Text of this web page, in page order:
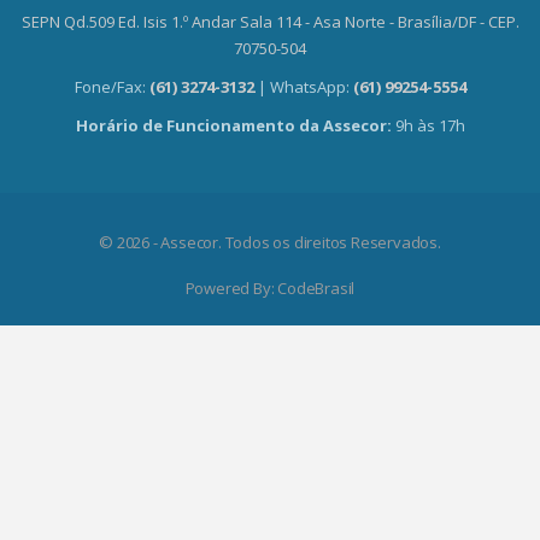
SEPN Qd.509 Ed. Isis 1.º Andar Sala 114 - Asa Norte - Brasília/DF - CEP.
70750-504
Fone/Fax: (61) 3274-3132 | WhatsApp: (61) 99254-5554
Horário de Funcionamento da Assecor: 9h às 17h
© 2026 - Assecor. Todos os direitos Reservados.
Powered By: CodeBrasil